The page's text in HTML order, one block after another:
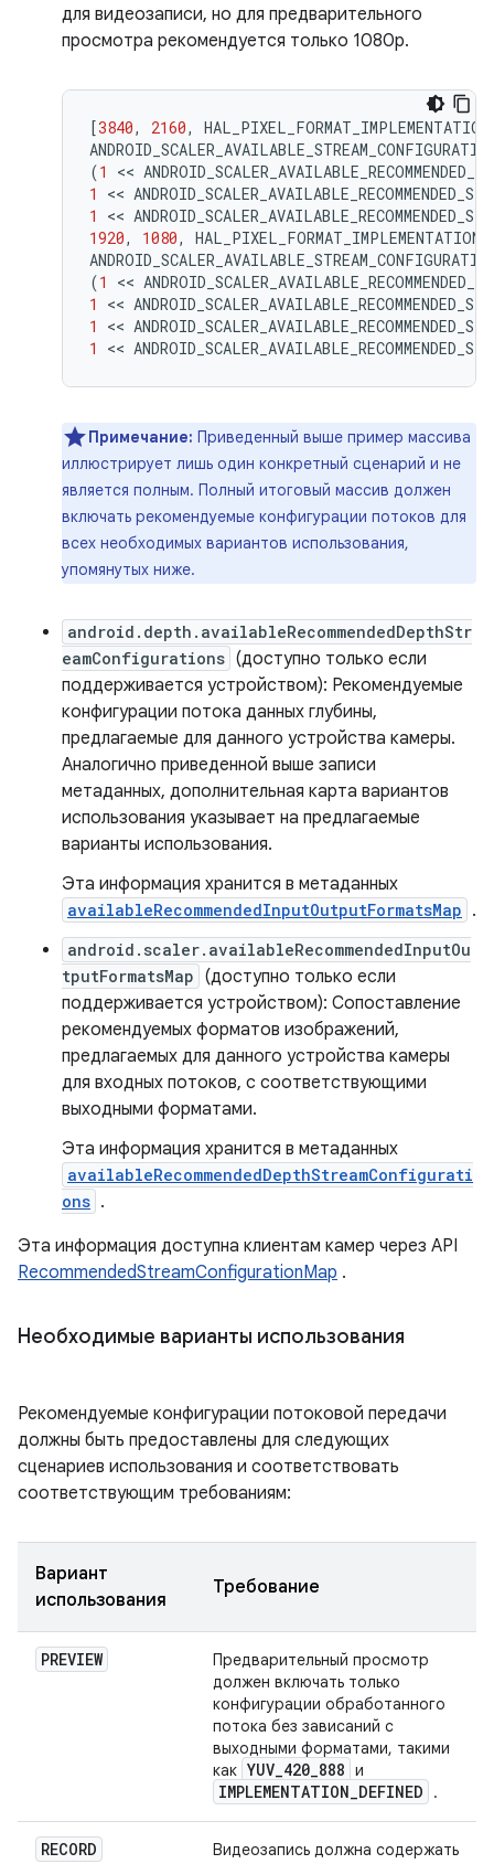
для видеозаписи, но для предварительного
просмотра рекомендуется только 1080p.
[3840, 2160,
(1 <<
1
<<
1
<<
1920, 1080,
(1 <<
1
<<
1
<<
1
<<
Примечание: Приведенный выше пример массива
иллюстрирует лишь один конкретный сценарий и не
является полным. Полный итоговый массив должен
включать рекомендуемые конфигурации потоков для
всех необходимых вариантов использования,
упомянутых ниже.
android.depth.availableRecommendedDepthStr
eamConfigurations (доступно только если
поддерживается устройством): Рекомендуемые
конфигурации потока данных глубины,
предлагаемые для данного устройства камеры.
Аналогично приведенной выше записи
метаданных, дополнительная карта вариантов
использования указывает на предлагаемые
варианты использования.
Эта информация хранится в метаданных
availableRecommendedInputOutputFormatsMap .
android.scaler.availableRecommendedInputOu
tputFormatsMap (доступно только если
поддерживается устройством): Сопоставление
рекомендуемых форматов изображений,
предлагаемых для данного устройства камеры
для входных потоков, с соответствующими
выходными форматами.
Эта информация хранится в метаданных
availableRecommendedDepthStreamConfigurati
ons .
Эта информация доступна клиентам камер через API
RecommendedStreamConfigurationMap .
Необходимые варианты использования
Рекомендуемые конфигурации потоковой передачи
должны быть предоставлены для следующих
сценариев использования и соответствовать
соответствующим требованиям:
Вариант
использования
Требование
PREVIEW
Предварительный просмотр
должен включать только
конфигурации обработанного
потока без зависаний с
выходными форматами, такими
как YUV_420_888 и
IMPLEMENTATION_DEFINED .
RECORD
Видеозапись должна содержать